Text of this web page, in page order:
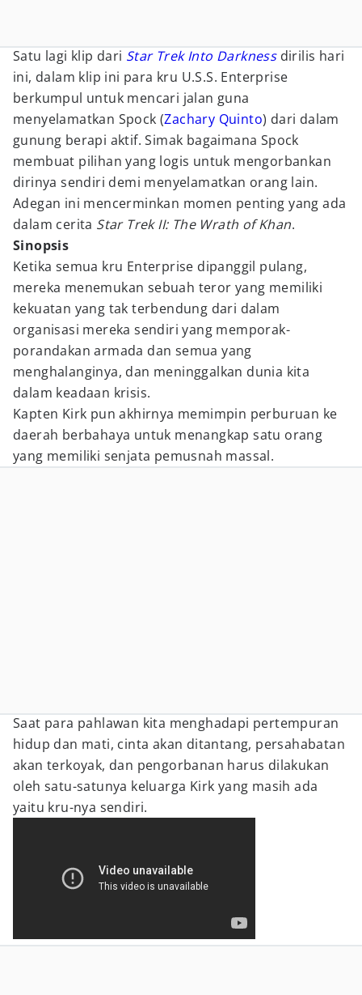
Satu lagi klip dari Star Trek Into Darknessdirilis hari
ini, dalam klip ini para kru U.S.S. Enterprise
berkumpul untuk mencari jalan guna
menyelamatkan Spock (Zachary Quinto) dari dalam
gunung berapi aktif. Simak bagaimana Spock
membuat pilihan yang logis untuk mengorbankan
dirinya sendiri demi menyelamatkan orang lain.
Adegan ini mencerminkan momen penting yang ada
dalam cerita Star Trek II: The Wrath of Khan.
Sinopsis
Ketika semua kru Enterprise dipanggil pulang,
mereka menemukan sebuah teror yang memiliki
kekuatan yang tak terbendung dari dalam
organisasi mereka sendiri yang memporak-
porandakan armada dan semua yang
menghalanginya, dan meninggalkan dunia kita
dalam keadaan krisis.
Kapten Kirk pun akhirnya memimpin perburuan ke
daerah berbahaya untuk menangkap satu orang
yang memiliki senjata pemusnah massal.
Saat para pahlawan kita menghadapi pertempuran
hidup dan mati, cinta akan ditantang, persahabatan
akan terkoyak, dan pengorbanan harus dilakukan
oleh satu-satunya keluarga Kirk yang masih ada
yaitu kru-nya sendiri.